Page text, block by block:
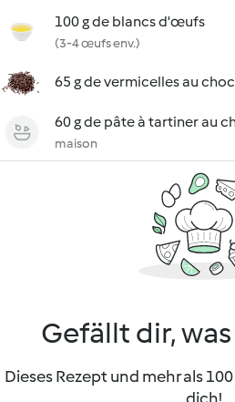
100 g de blancs d'œufs
(3-4 œufs env.)
65 g de vermicelles au
60 g de pâte à tartiner au
maison
Gefällt dir,
Dieses Rezept und mehr als